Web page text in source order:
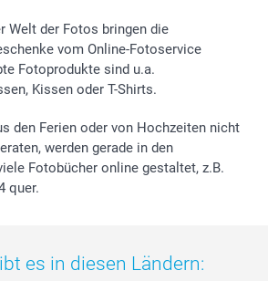
Welt der Fotos bringen die
vom Online-Fotoservice
Fotoprodukte sind u.a.
Kissen oder T-Shirts.
den Ferien oder von Hochzeiten nicht
werden gerade in den
Fotobücher online gestaltet, z.B.
quer.
es in diesen Ländern: